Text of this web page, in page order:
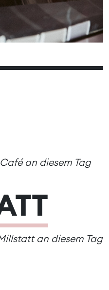
13 14
15
20 21
22
an diesem Tag
an diesem Tag